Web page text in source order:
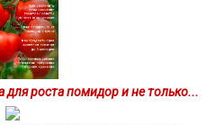
роста помидор и не только...